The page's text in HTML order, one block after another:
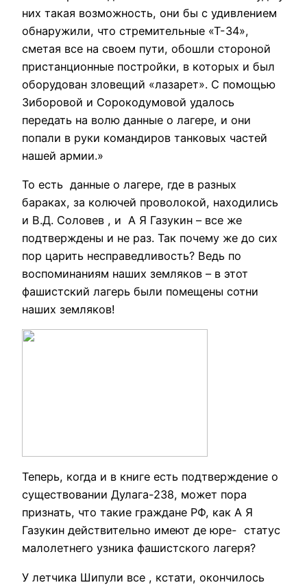
них такая возможность, они бы с удивлением
обнаружили, что стремительные «Т-34»,
сметая все на своем пути, обошли стороной
пристанционные постройки, в которых и был
оборудован зловещий «лазарет». С помощью
Зиборовой и Сорокодумовой удалось
передать на волю данные о лагере, и они
попали в руки командиров танковых частей
нашей армии.»
То есть данные о лагере, где в разных
бараках, за колючей проволокой, находились
и В.Д. Соловев , и А Я Газукин – все же
подтверждены и не раз. Так почему же до сих
пор царить несправедливость? Ведь по
воспоминаниям наших земляков – в этот
фашистский лагерь были помещены сотни
наших земляков!
Теперь, когда и в книге есть подтверждение о
существовании Дулага-238, может пора
признать, что такие граждане РФ, как А Я
Газукин действительно имеют де юре- статус
малолетнего узника фашистского лагеря?
У летчика Шипули все , кстати, окончилось